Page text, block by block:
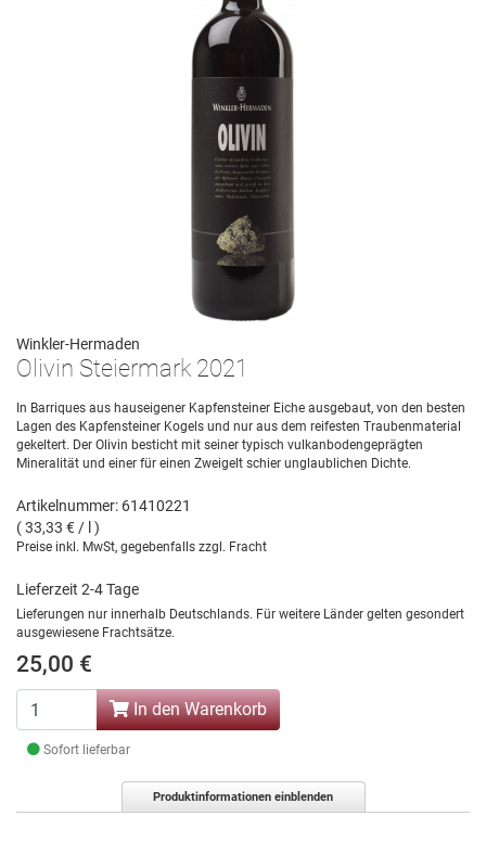
Winkler-Hermaden
Olivin Steiermark 2021
In Barriques aus hauseigener Kapfensteiner Eiche ausgebaut, von den besten
Lagen des Kapfensteiner Kogels und nur aus dem reifesten Traubenmaterial
gekeltert. Der Olivin besticht mit seiner typisch vulkanbodengeprägten
Mineralität und einer für einen Zweigelt schier unglaublichen Dichte.
Artikelnummer: 61410221
( 33,33 € / l )
Preise inkl. MwSt, gegebenfalls zzgl. Fracht
Lieferzeit 2-4 Tage
Lieferungen nur innerhalb Deutschlands. Für weitere Länder gelten gesondert
ausgewiesene Frachtsätze.
25,00 €
In den Warenkorb
Sofort lieferbar
Produktinformationen einblenden